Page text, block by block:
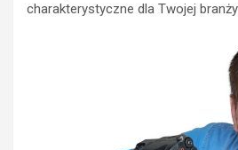
charakterystyczne dla Twojej